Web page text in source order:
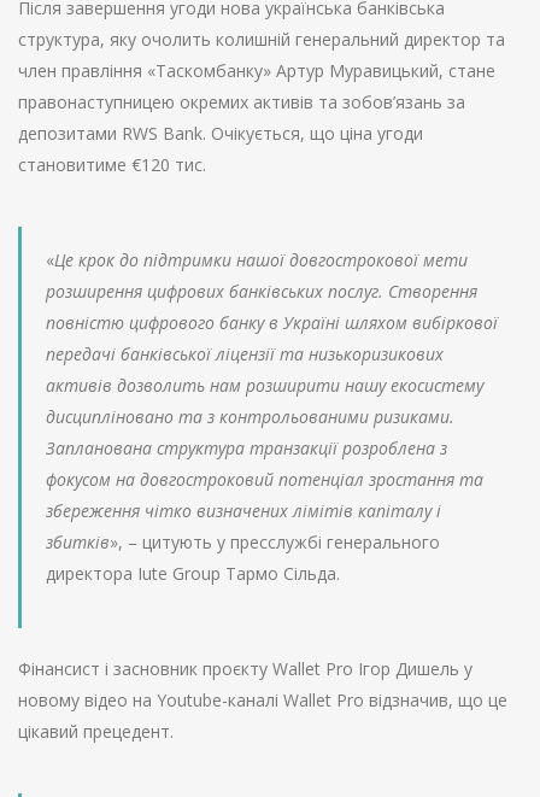
Після завершення угоди нова українська банківська
структура, яку очолить колишній генеральний директор та
член правління «Таскомбанку» Артур Муравицький, стане
правонаступницею окремих активів та зобов’язань за
депозитами RWS Bank. Очікується, що ціна угоди
становитиме €120 тис.
«Це крок до підтримки нашої довгострокової мети
розширення цифрових банківських послуг. Створення
повністю цифрового банку в Україні шляхом вибіркової
передачі банківської ліцензії та низькоризикових
активів дозволить нам розширити нашу екосистему
дисципліновано та з контрольованими ризиками.
Запланована структура транзакції розроблена з
фокусом на довгостроковий потенціал зростання та
збереження чітко визначених лімітів капіталу і
збитків», – цитують у пресслужбі генерального
директора Iute Group Тармо Сільда.
Фінансист і засновник проєкту Wallet Pro Ігор Дишель у
новому відео на Youtube-каналі Wallet Pro відзначив, що це
цікавий прецедент.